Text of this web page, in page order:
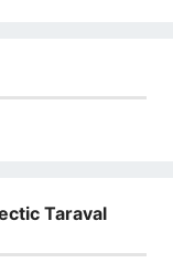
Taraval